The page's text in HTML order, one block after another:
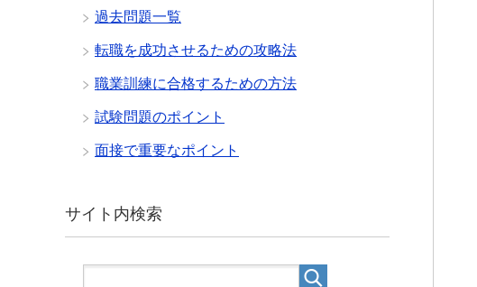
過去問題一覧
転職を成功させるための攻略法
職業訓練に合格するための方法
試験問題のポイント
面接で重要なポイント
サイト内検索